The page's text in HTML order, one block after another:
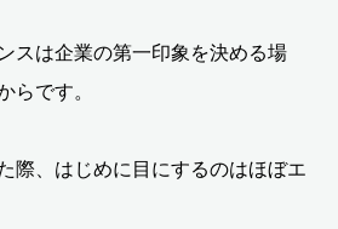
スは企業の第一印象を決める場
らです。
際、はじめに目にするのはほぼエ